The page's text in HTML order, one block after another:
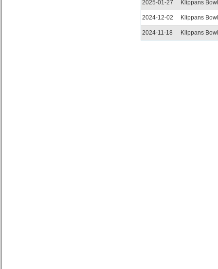
2025-01-27 Klippans
2024-12-02 Klippans
2024-11-18 Klippans